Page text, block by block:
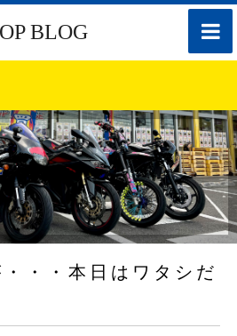
toggle
BLOG
・・本日はワタシだ